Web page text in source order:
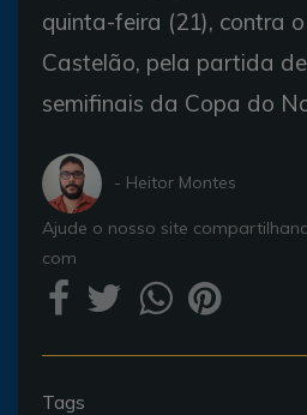
quinta-feira (21), contra
Castelão, pela partida
semifinais da Copa do
- Heitor Montes
Ajude o nosso site
com
Tags